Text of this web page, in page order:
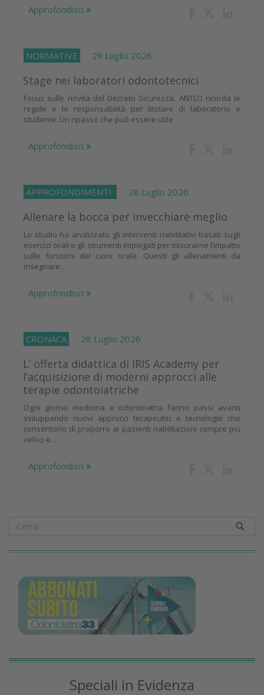
Approfondisci
NORMATIVE 29 Luglio 2026
Stage nei laboratori odontotecnici
Focus sulle novità del Decreto Sicurezza. ANTLO ricorda le
regole e le responsabilità per titolare di laboratorio e
studente. Un ripasso che può essere utile
Approfondisci
APPROFONDIMENTI 28 Luglio 2026
Allenare la bocca per invecchiare meglio
Lo studio ha analizzato gli interventi riabilitativi basati sugli
esercizi orali e gli strumenti impiegati per misurarne l’impatto
sulle funzioni del cavo orale. Questi gli allenamenti da
insegnare...
Approfondisci
CRONACA 28 Luglio 2026
L’ offerta didattica di IRIS Academy per
l’acquisizione di moderni approcci alle
terapie odontoiatriche
Ogni giorno medicina e odontoiatria fanno passi avanti
sviluppando nuovi approcci terapeutici e tecnologie che
consentono di proporre ai pazienti riabilitazioni sempre più
veloci e...
Approfondisci
Speciali in Evidenza